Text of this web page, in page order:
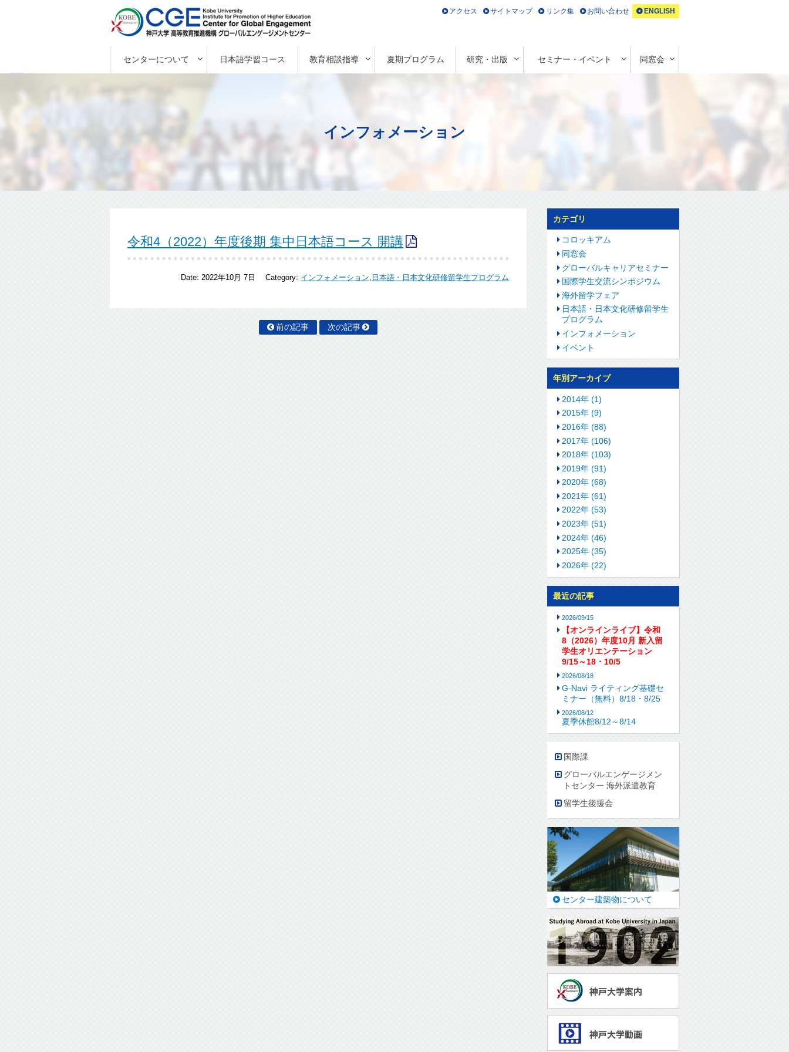
センターについて 日本語学習コース 教育相談指導 夏期プログラム 研究・出版 セミナー・イベント 同窓会
アクセス サイトマップ リンク集 お問い合わせ ENGLISH
インフォメーション
令和4（2022）年度後期 集中日本語コース 開講
Date:2022年10月 7日 Category: インフォメーション, 日本語・日本文化研修留学生プログラム
前の記事 次の記事
カテゴリ
コロッキアム
同窓会
グローバルキャリアセミナー
国際学生交流シンポジウム
海外留学フェア
日本語・日本文化研修留学生
プログラム
インフォメーション
イベント
年別アーカイブ
2014年 (1)
2015年 (9)
2016年 (88)
2017年 (106)
2018年 (103)
2019年 (91)
2020年 (68)
2021年 (61)
2022年 (53)
2023年 (51)
2024年 (46)
2025年 (35)
2026年 (22)
最近の記事
2026/09/15
【オンラインライブ】令和
8（2026）年度10月 新入留
学生オリエンテーション
9/15～18・10/5
2026/08/18
G-Navi ライティング基礎セ
ミナー（無料）8/18・8/25
2026/08/12
夏季休館8/12～8/14
国際課
グローバルエンゲージメン
トセンター 海外派遣教育
留学生後援会
センター建築物について